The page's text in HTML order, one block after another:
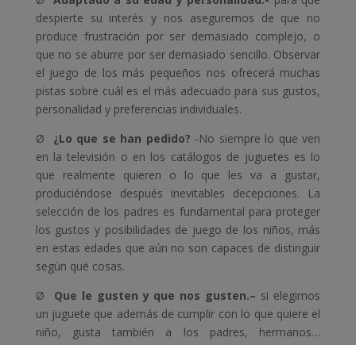
despierte su interés y nos aseguremos de que no
produce frustración por ser demasiado complejo, o
que no se aburre por ser demasiado sencillo. Observar
el juego de los más pequeños nos ofrecerá muchas
pistas sobre cuál es el más adecuado para sus gustos,
personalidad y preferencias individuales.
Ø ¿Lo que se han pedido? -No siempre lo que ven
en la televisión o en los catálogos de juguetes es lo
que realmente quieren o lo que les va a gustar,
produciéndose después inevitables decepciones. La
selección de los padres es fundamental para proteger
los gustos y posibilidades de juego de los niños, más
en estas edades que aún no son capaces de distinguir
según qué cosas.
Ø
Que le gusten y que nos gusten.– si elegimos
un juguete que además de cumplir con lo que quiere el
niño, gusta también a los padres, hermanos…